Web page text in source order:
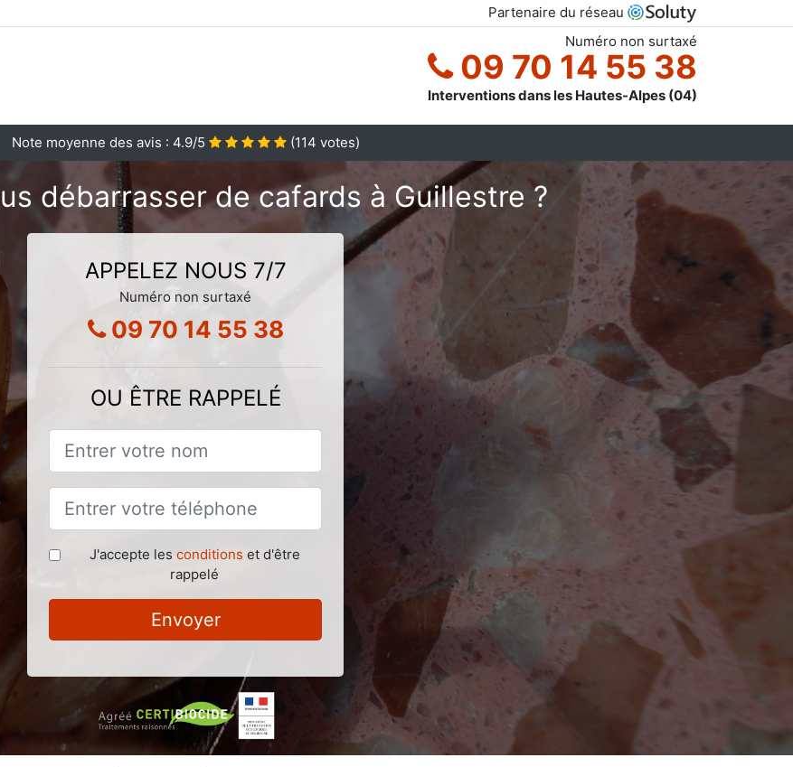
Partenaire du réseau
Numéro non surtaxé
09 70 14 55 38
Interventions dans les Hautes-Alpes (04)
Note moyenne des avis : 4.9/5 (114 votes)
débarrasser de cafards à Guillestre ?
APPELEZ NOUS 7/7
Numéro non surtaxé
09 70 14 55 38
OU ÊTRE RAPPELÉ
J'accepte les conditions et d'être
rappelé
Envoyer